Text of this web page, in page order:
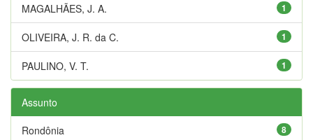
1
MAGALHÃES, J. A.
1
OLIVEIRA, J. R. da C.
1
PAULINO, V. T.
Assunto
8
Rondônia